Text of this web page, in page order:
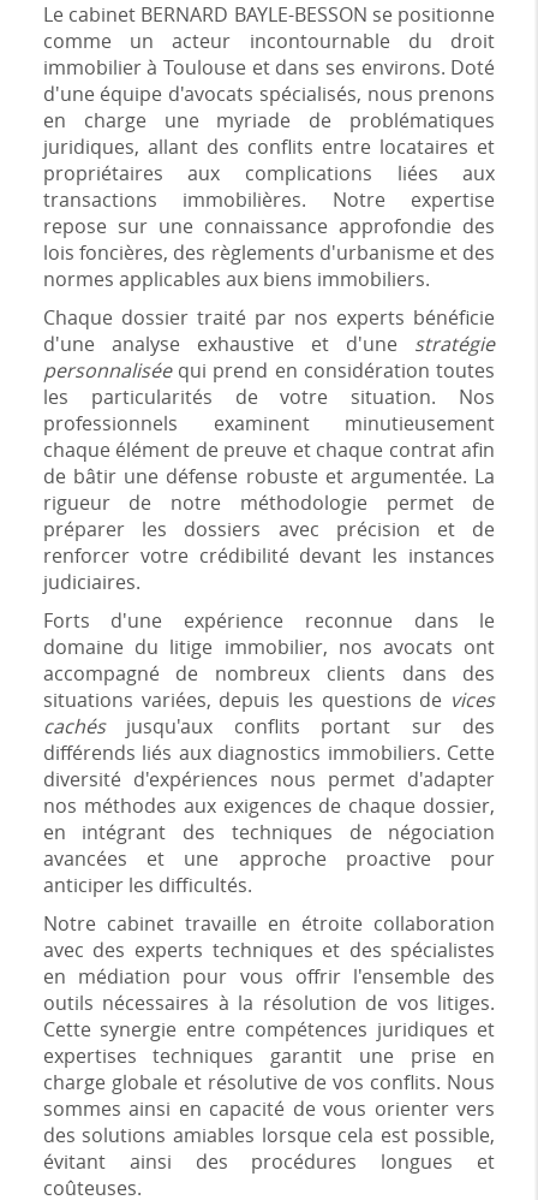
Le cabinet BERNARD BAYLE-BESSON se positionne
comme un acteur incontournable du droit
immobilier à Toulouse et dans ses environs. Doté
d'une équipe d'avocats spécialisés, nous prenons
en charge une myriade de problématiques
juridiques, allant des conflits entre locataires et
propriétaires aux complications liées aux
transactions immobilières. Notre expertise
repose sur une connaissance approfondie des
lois foncières, des règlements d'urbanisme et des
normes applicables aux biens immobiliers.
Chaque dossier traité par nos experts bénéficie
d'une analyse exhaustive et d'une stratégie
personnaliséequi prend en considération toutes
les particularités de votre situation. Nos
professionnels examinent minutieusement
chaque élément de preuve et chaque contrat afin
de bâtir une défense robuste et argumentée. La
rigueur de notre méthodologie permet de
préparer les dossiers avec précision et de
renforcer votre crédibilité devant les instances
judiciaires.
Forts d'une expérience reconnue dans le
domaine du litige immobilier, nos avocats ont
accompagné de nombreux clients dans des
situations variées, depuis les questions de vices
cachésjusqu'aux conflits portant sur des
différends liés aux diagnostics immobiliers. Cette
diversité d'expériences nous permet d'adapter
nos méthodes aux exigences de chaque dossier,
en intégrant des techniques de négociation
avancées et une approche proactive pour
anticiper les difficultés.
Notre cabinet travaille en étroite collaboration
avec des experts techniques et des spécialistes
en médiation pour vous offrir l'ensemble des
outils nécessaires à la résolution de vos litiges.
Cette synergie entre compétences juridiques et
expertises techniques garantit une prise en
charge globale et résolutive de vos conflits. Nous
sommes ainsi en capacité de vous orienter vers
des solutions amiables lorsque cela est possible,
évitant ainsi des procédures longues et
coûteuses.